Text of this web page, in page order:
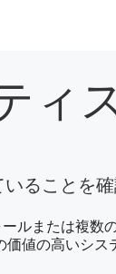
ィ
ることを
ルまたは複
値の高いシ